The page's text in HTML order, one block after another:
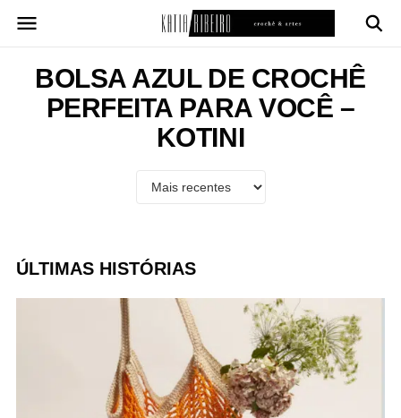
para
conteúdoBOLSA AZUL DE CROCHÊ
PERFEITA PARA VOCÊ –
KOTINI
ÚLTIMAS HISTÓRIAS